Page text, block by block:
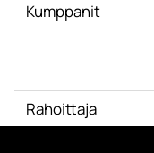
Kumppanit
Rahoittaja